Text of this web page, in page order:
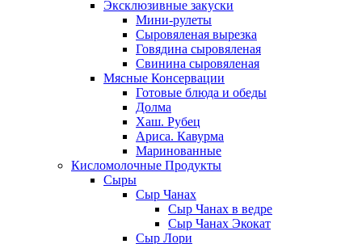
Эксклюзивные закуски
Мини-рулеты
Сыровяленая вырезка
Говядина сыровяленая
Свинина сыровяленая
Мясные Консервации
Готовые блюда и обеды
Долма
Хаш. Рубец
Ариса. Кавурма
Маринованные
Кисломолочные Продукты
Сыры
Сыр Чанах
Сыр Чанах в ведре
Сыр Чанах Экокат
Сыр Лори